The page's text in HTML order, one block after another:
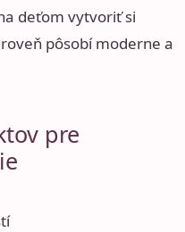
deťom vytvoriť si
pôsobí moderne a
pre